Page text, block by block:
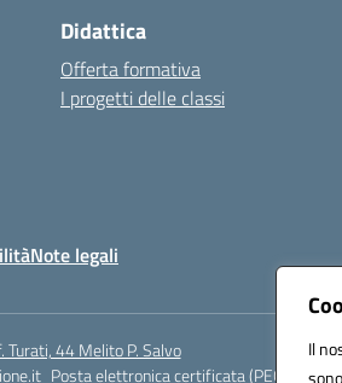
Il
Didattica
Offerta formativa
I progetti delle classi
Note legali
Turati, 44 Melito P. Salvo
Posta elettronica certificata (PEC):